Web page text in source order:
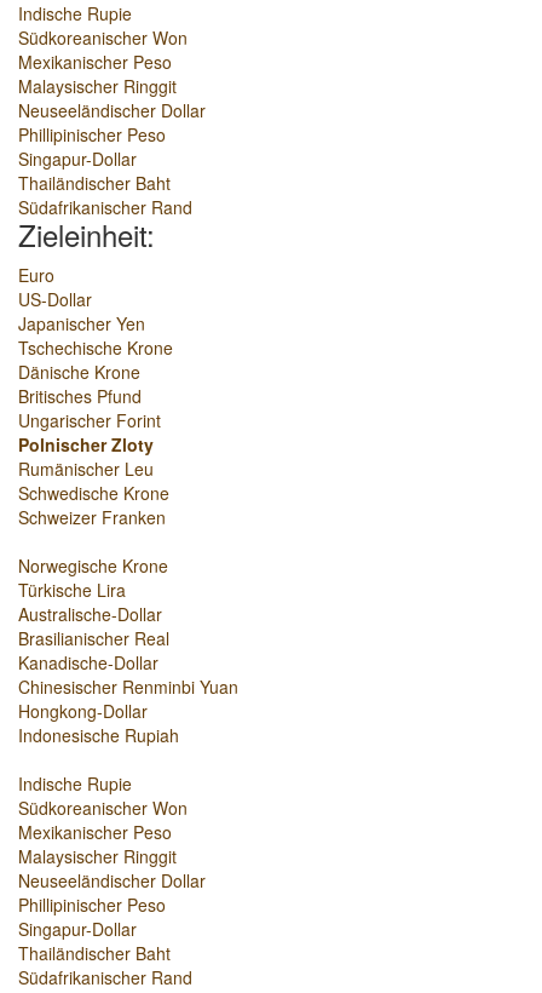
Indische Rupie
Südkoreanischer Won
Mexikanischer Peso
Malaysischer Ringgit
Neuseeländischer Dollar
Phillipinischer Peso
Singapur-Dollar
Thailändischer Baht
Südafrikanischer Rand
Zieleinheit:
Euro
US-Dollar
Japanischer Yen
Tschechische Krone
Dänische Krone
Britisches Pfund
Ungarischer Forint
Polnischer Zloty
Rumänischer Leu
Schwedische Krone
Schweizer Franken
Norwegische Krone
Türkische Lira
Australische-Dollar
Brasilianischer Real
Kanadische-Dollar
Chinesischer Renminbi Yuan
Hongkong-Dollar
Indonesische Rupiah
Indische Rupie
Südkoreanischer Won
Mexikanischer Peso
Malaysischer Ringgit
Neuseeländischer Dollar
Phillipinischer Peso
Singapur-Dollar
Thailändischer Baht
Südafrikanischer Rand